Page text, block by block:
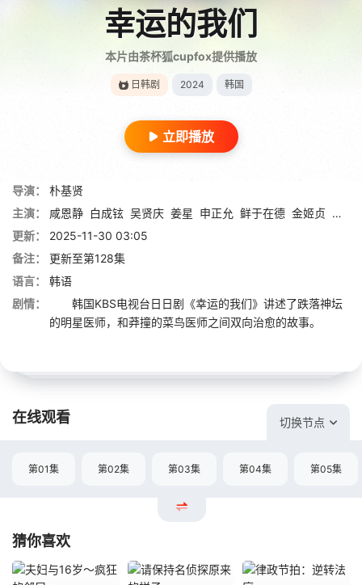
幸运的我们
本片由茶杯狐cupfox提供播放
日韩剧 2024 韩国
立即播放
导演：
朴基贤
主演：
咸恩静 白成铉 吴贤庆 姜星 申正允 鲜于在德 金姬贞 尹多
更新：
2025-11-30 03:05
备注：
更新至第128集
语言：
韩语
剧情：
韩国KBS电视台日日剧《幸运的我们》讲述了跌落神坛
的明星医师，和莽撞的菜鸟医师之间双向治愈的故事。
在线观看 切换节点
第01集 第02集 第03集 第04集 第05集
猜你喜欢